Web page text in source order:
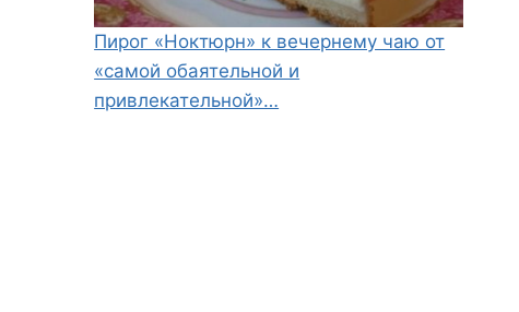
Пирог «Ноктюрн» к вечернему чаю от
«самой обаятельной и
привлекательной»…